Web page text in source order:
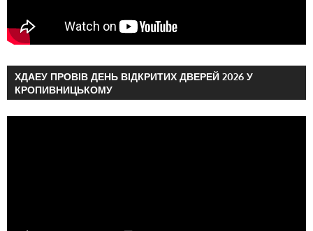
ХДАЕУ ПРОВІВ ДЕНЬ ВІДКРИТИХ ДВЕРЕЙ 2026 У
КРОПИВНИЦЬКОМУ